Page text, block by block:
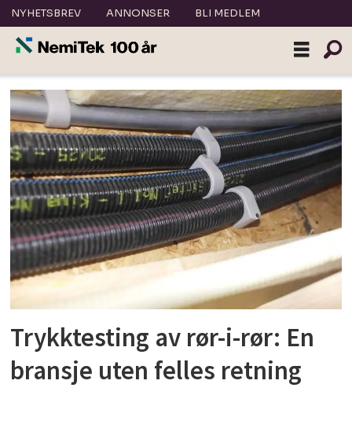
NYHETSBREV ANNONSER BLI MEDLEM
Tag:
trykktesting
Trykktesting av rør-i-rør: En
bransje uten felles retning